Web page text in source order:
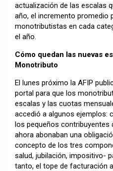
actualización de las escalas
año, el incremento promedio
monotributistas en cada
el año.
Cómo quedan las nuevas
Monotributo
El lunes próximo la AFIP
portal para que los
escalas y las cuotas
accedió a algunos ejemplos:
los pequeños contribuyentes
ahora abonaban una
concepto de los tres
salud, jubilación, impositivo-
tanto, el tope de facturación